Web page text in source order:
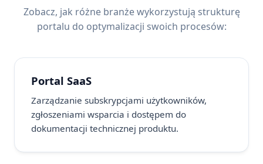
Zobacz, jak różne branże wykorzystują strukturę
portalu do optymalizacji swoich procesów:
Portal SaaS
Zarządzanie subskrypcjami użytkowników,
zgłoszeniami wsparcia i dostępem do
dokumentacji technicznej produktu.